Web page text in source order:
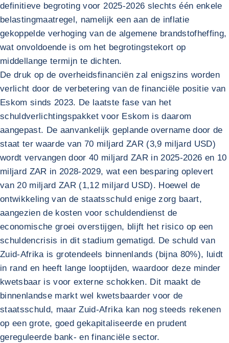
definitieve begroting voor 2025-2026 slechts één enkele
belastingmaatregel, namelijk een aan de inflatie
gekoppelde verhoging van de algemene brandstofheffing,
wat onvoldoende is om het begrotingstekort op
middellange termijn te dichten.
De druk op de overheidsfinanciën zal enigszins worden
verlicht door de verbetering van de financiële positie van
Eskom sinds 2023. De laatste fase van het
schuldverlichtingspakket voor Eskom is daarom
aangepast. De aanvankelijk geplande overname door de
staat ter waarde van 70 miljard ZAR (3,9 miljard USD)
wordt vervangen door 40 miljard ZAR in 2025-2026 en 10
miljard ZAR in 2028-2029, wat een besparing oplevert
van 20 miljard ZAR (1,12 miljard USD). Hoewel de
ontwikkeling van de staatsschuld enige zorg baart,
aangezien de kosten voor schuldendienst de
economische groei overstijgen, blijft het risico op een
schuldencrisis in dit stadium gematigd. De schuld van
Zuid-Afrika is grotendeels binnenlands (bijna 80%), luidt
in rand en heeft lange looptijden, waardoor deze minder
kwetsbaar is voor externe schokken. Dit maakt de
binnenlandse markt wel kwetsbaarder voor de
staatsschuld, maar Zuid-Afrika kan nog steeds rekenen
op een grote, goed gekapitaliseerde en prudent
gereguleerde bank- en financiële sector.